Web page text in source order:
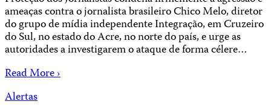
ameaças contra o jornalista brasileiro Chico Melo, diretor
do grupo de mídia independente Integração, em Cruzeiro
do Sul, no estado do Acre, no norte do país, e urge as
autoridades a investigarem o ataque de forma célere…
Read More ›
Alertas